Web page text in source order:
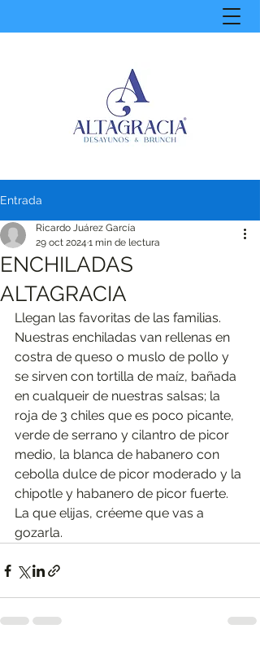
Entrada
ENCHILADAS
ALTAGRACIA
Ricardo Juárez García
29 oct 2024 1 min de lectura
Llegan las favoritas de las familias.
Nuestras enchiladas van rellenas en
costra de queso o muslo de pollo y
se sirven con tortilla de maíz, bañada
en cualqueir de nuestras salsas; la
roja de 3 chiles que es poco picante,
verde de serrano y cilantro de picor
medio, la blanca de habanero con
cebolla dulce de picor moderado y la
chipotle y habanero de picor fuerte.
La que elijas, créeme que vas a
gozarla.